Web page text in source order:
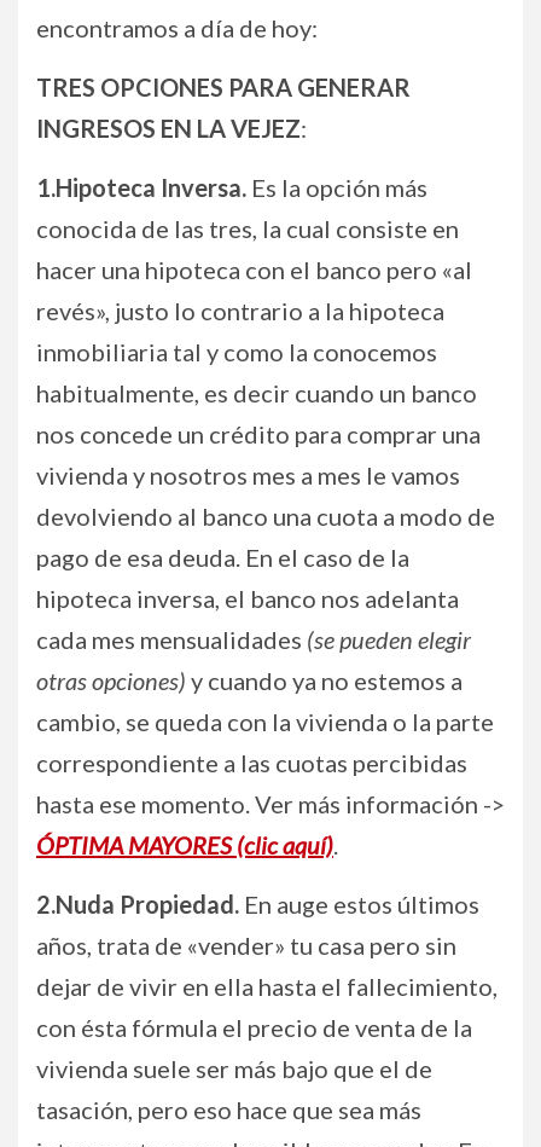
encontramos a día de hoy:
TRES OPCIONES PARA GENERAR
INGRESOS EN LA VEJEZ:
1.Hipoteca Inversa. Es la opción más
conocida de las tres, la cual consiste en
hacer una hipoteca con el banco pero «al
revés», justo lo contrario a la hipoteca
inmobiliaria tal y como la conocemos
habitualmente, es decir cuando un banco
nos concede un crédito para comprar una
vivienda y nosotros mes a mes le vamos
devolviendo al banco una cuota a modo de
pago de esa deuda. En el caso de la
hipoteca inversa, el banco nos adelanta
cada mes mensualidades (se pueden elegir
otras opciones) y cuando ya no estemos a
cambio, se queda con la vivienda o la parte
correspondiente a las cuotas percibidas
hasta ese momento. Ver más información ->
ÓPTIMA MAYORES (clic aquí).
2.Nuda Propiedad. En auge estos últimos
años, trata de «vender» tu casa pero sin
dejar de vivir en ella hasta el fallecimiento,
con ésta fórmula el precio de venta de la
vivienda suele ser más bajo que el de
tasación, pero eso hace que sea más